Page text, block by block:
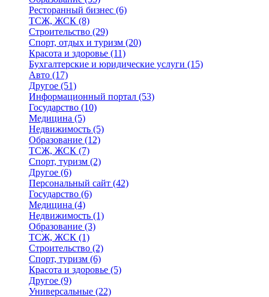
Ресторанный бизнес (6)
ТСЖ, ЖСК (8)
Строительство (29)
Спорт, отдых и туризм (20)
Красота и здоровье (11)
Бухгалтерские и юридические услуги (15)
Авто (17)
Другое (51)
Информационный портал (53)
Государство (10)
Медицина (5)
Недвижимость (5)
Образование (12)
ТСЖ, ЖСК (7)
Спорт, туризм (2)
Другое (6)
Персональный сайт (42)
Государство (6)
Медицина (4)
Недвижимость (1)
Образование (3)
ТСЖ, ЖСК (1)
Строительство (2)
Спорт, туризм (6)
Красота и здоровье (5)
Другое (9)
Универсальные (22)